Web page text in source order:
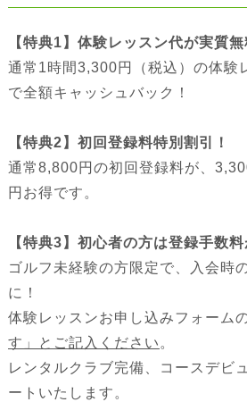
【特典1】体験レッスン代が実質無
通常1時間3,300円（税込）の体験
で全額キャッシュバック！
【特典2】初回登録料特別割引！
通常8,800円の初回登録料が、
円お得です。
【特典3】初心者の方は登録手数料
ゴルフ未経験の方限定で、入会時
に！
体験レッスンお申し込みフォーム
す」とご記入ください 。
レンタルクラブ完備、コースデビ
ートいたします。